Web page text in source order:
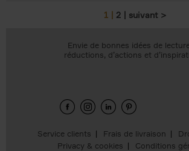
1 2 suivant >
Service clients Frais de livraison
Privacy & cookies
Conditions
Envie de bonnes idées de
réductions, d’actions et